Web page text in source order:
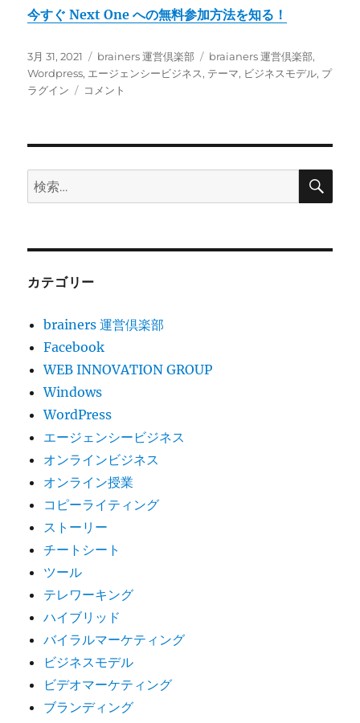
今すぐ Next One への無料参加方法を知る！
投
稿
日:
3月 31, 2021
カ
テ
ゴ
brainers 運営倶楽部
タ
グ
braianers 運営倶楽部,
Wordpress, エージェンシービジネス, テーマ, ビジネスモデル, プ
ラグイン
お
で
手
の
で
な
い
Next
メ
ン
バ
シ
ッ
プ
ッ
ト
す
ね！
に
コメント
検
索:
検
カテゴリー
brainers 運営倶楽部
Facebook
WEB INNOVATION GROUP
Windows
WordPress
エージェンシービジネス
オンラインビジネス
オンライン授業
コピーライティング
ストーリー
チートシート
ツール
テレワーキング
ハイブリッド
バイラルマーケティング
ビジネスモデル
ビデオマーケティング
ブランディング